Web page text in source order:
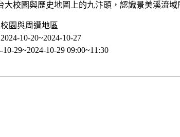
大校園與歷史地圖上的九汴頭，認識景美溪流
園與周遭地區
2024-10-20~2024-10-27
10-29~2024-10-29 09:00~11:30